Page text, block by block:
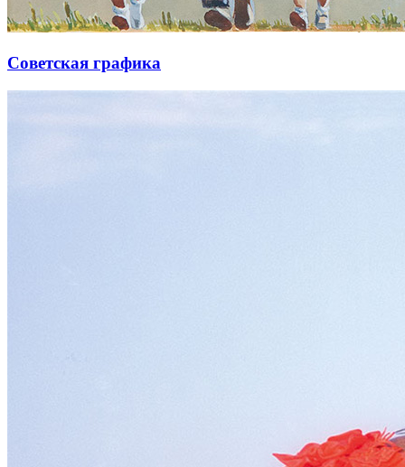
Советская графика